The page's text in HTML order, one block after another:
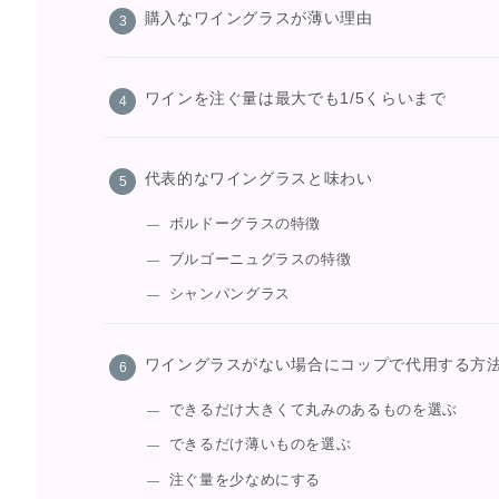
購入なワイングラスが薄い理由
ワインを注ぐ量は最大でも1/5くらいまで
代表的なワイングラスと味わい
ボルドーグラスの特徴
ブルゴーニュグラスの特徴
シャンパングラス
ワイングラスがない場合にコップで代用する方
できるだけ大きくて丸みのあるものを選ぶ
できるだけ薄いものを選ぶ
注ぐ量を少なめにする